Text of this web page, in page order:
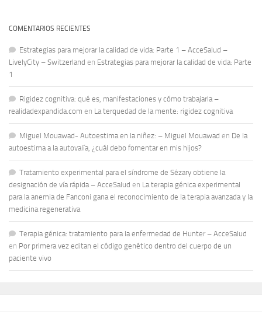
COMENTARIOS RECIENTES
Estrategias para mejorar la calidad de vida: Parte 1 – AcceSalud –
LivelyCity – Switzerland en Estrategias para mejorar la calidad de vida: Parte
1
Rigidez cognitiva: qué es, manifestaciones y cómo trabajarla –
realidadexpandida.com en La terquedad de la mente: rigidez cognitiva
Miguel Mouawad- Autoestima en la niñez: – Miguel Mouawad en De la
autoestima a la autovalía, ¿cuál debo fomentar en mis hijos?
Tratamiento experimental para el síndrome de Sézary obtiene la
designación de vía rápida – AcceSalud en La terapia génica experimental
para la anemia de Fanconi gana el reconocimiento de la terapia avanzada y la
medicina regenerativa
Terapia génica: tratamiento para la enfermedad de Hunter – AcceSalud
en Por primera vez editan el código genético dentro del cuerpo de un
paciente vivo